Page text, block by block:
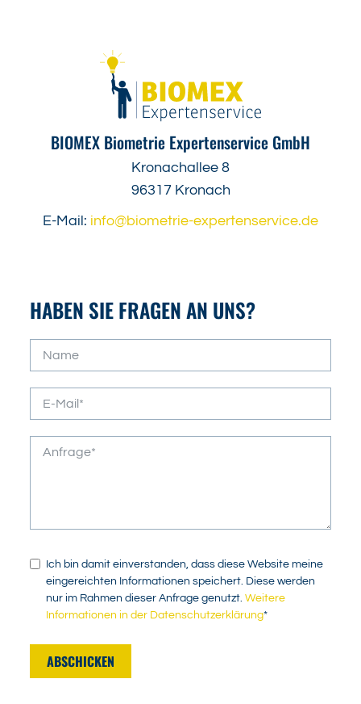
BIOMEX Biometrie Expertenservice GmbH
Kronachallee 8
96317 Kronach
E-Mail: info@biometrie-expertenservice.de
HABEN SIE FRAGEN AN UNS?
Ich bin damit einverstanden, dass diese Website meine
eingereichten Informationen speichert. Diese werden
nur im Rahmen dieser Anfrage genutzt.Weitere
Informationen in der Datenschutzerklärung*
ABSCHICKEN